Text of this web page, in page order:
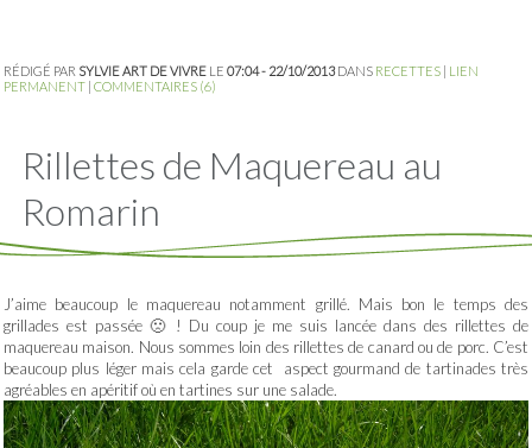
RÉDIGÉ PAR SYLVIE ART DE VIVRE LE 07:04 - 22/10/2013DANS RECETTES | LIEN
PERMANENT | COMMENTAIRES (6)
Rillettes de Maquereau au
Romarin
J’aime beaucoup le maquereau notamment grillé. Mais bon le temps des
grillades est passée 🙁 ! Du coup je me suis lancée dans des rillettes de
maquereau maison. Nous sommes loin des rillettes de canard ou de porc. C’est
beaucoup plus léger mais cela garde cet aspect gourmand de tartinades très
agréables en apéritif où en tartines sur une salade.